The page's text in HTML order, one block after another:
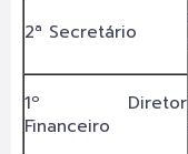
2ª Secretário
1º Diretor
Financeiro